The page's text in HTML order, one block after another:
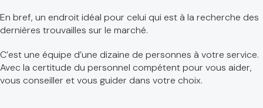
En bref, un endroit idéal pour celui qui est à la recherche des
dernières trouvailles sur le marché.
C’est une équipe d’une dizaine de personnes à votre service.
Avec la certitude du personnel compétent pour vous aider,
vous conseiller et vous guider dans votre choix.